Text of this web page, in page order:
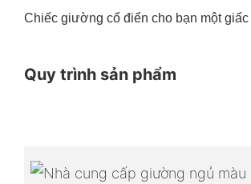
Chiếc giường cổ điển cho bạn một
Quy trình sản phẩm